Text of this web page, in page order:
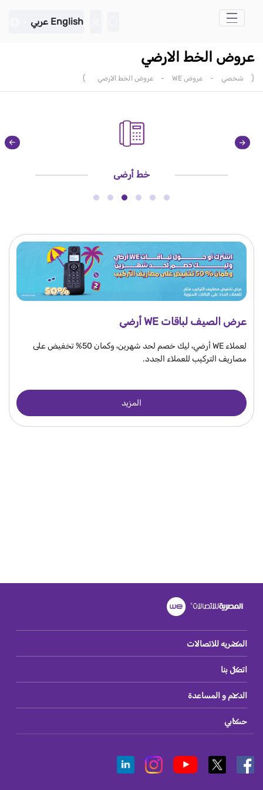
تخطي إلى المحتوى الرئيسي
English عربي
عروض الخط الارضي
( شخصي - عروض WE - عروض الخط الارضي )
خط أرضي
عرض الصيف لباقات WE أرضي
لعملاء WE أرضي، ليك خصم لحد شهرين، وكمان 50% تخفيض على
مصاريف التركيب للعملاء الجدد.
المزيد
المصريه للاتصالات
اتصل بنا
الدعم و المساعدة
حسابي